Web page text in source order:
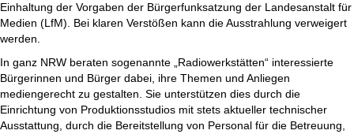
Einhaltung der Vorgaben der Bürgerfunksatzung der Landesanstalt für
Medien (LfM). Bei klaren Verstößen kann die Ausstrahlung verweigert
werden.
In ganz NRW beraten sogenannte „Radiowerkstätten“ interessierte
Bürgerinnen und Bürger dabei, ihre Themen und Anliegen
mediengerecht zu gestalten. Sie unterstützen dies durch die
Einrichtung von Produktionsstudios mit stets aktueller technischer
Ausstattung, durch die Bereitstellung von Personal für die Betreuung,